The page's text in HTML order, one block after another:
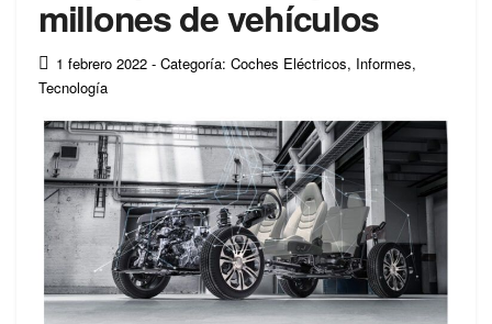
millones de vehículos
1 febrero 2022 - Categoría: Coches Eléctricos, Informes,
Tecnología